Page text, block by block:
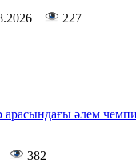
227
арасындағы әлем
382